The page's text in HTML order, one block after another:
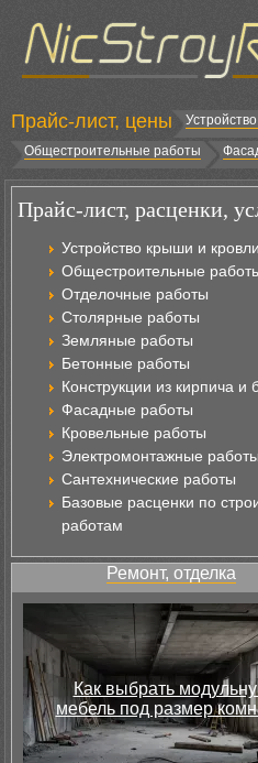
Прайс-лист, цены
Общестроительные работы
Прайс-лист, расценки,
Устройство крыши и кровли
Общестроительные
Отделочные работы
Столярные работы
Земляные работы
Бетонные работы
Конструкции из кирпича и
Фасадные работы
Кровельные работы
Электромонтажные работы
Сантехнические работы
Базовые расценки по
работам
Ремонт, отделка
Как выбрать
мебель под размер